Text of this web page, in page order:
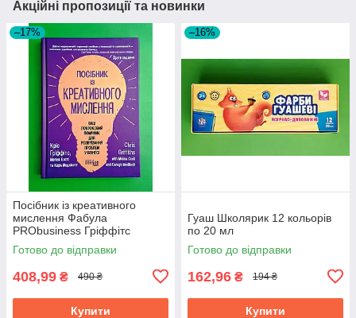
Акційні пропозиції та новинки
–17%
Посібник із креативного
мислення Фабула
PRObusiness Гріффітс
фіолетова
Готово до відправки
408,99 ₴ 490 ₴
Купити
–16%
Гуаш Школярик 12 кольорів
по 20 мл
Готово до відправки
162,96 ₴ 194 ₴
Купити